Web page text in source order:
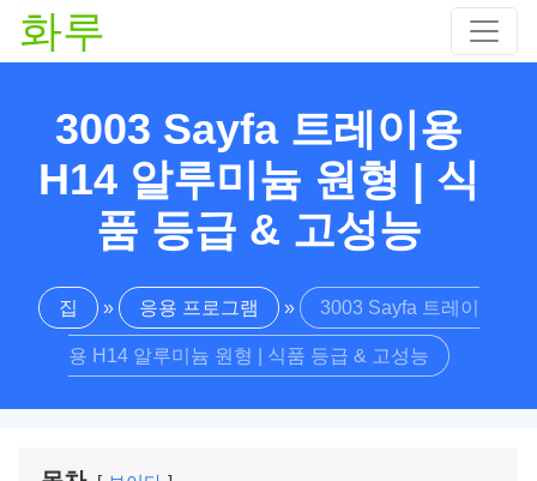
화루
3003 Sayfa 트레이용
H14 알루미늄 원형 | 식
품 등급 & 고성능
집 » 응용 프로그램 » 3003 Sayfa 트레이
용 H14 알루미늄 원형 | 식품 등급 & 고성능